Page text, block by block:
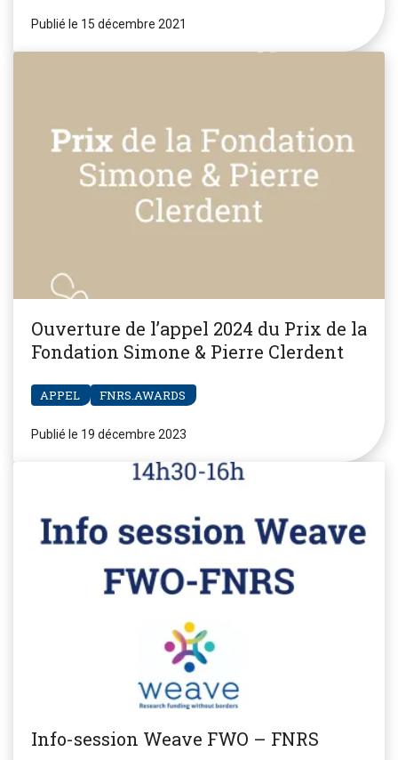
Publié le 15 décembre 2021
Ouverture de l’appel 2024 du Prix de la
Fondation Simone & Pierre Clerdent
APPEL FNRS.AWARDS
Publié le 19 décembre 2023
Info-session Weave FWO – FNRS